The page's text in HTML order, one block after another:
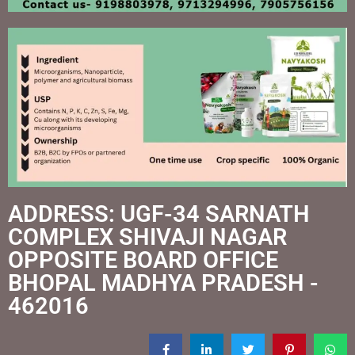
ADDRESS: UGF-34 SARNATH
COMPLEX SHIVAJI NAGAR
OPPOSITE BOARD OFFICE
BHOPAL MADHYA PRADESH -
462016